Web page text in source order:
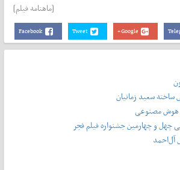
[ماهنامه فیلم]
Facebook Tweet Google+
سعید زمانیان
مصنوعی
چهل‌ و چهارمین جشنواره فیلم فجر
آل‌‌احمد